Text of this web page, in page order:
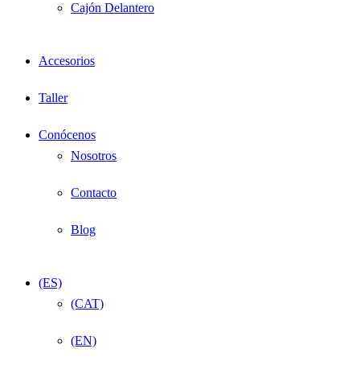
Cajón Delantero
Accesorios
Taller
Conócenos
Nosotros
Contacto
Blog
(ES)
(CAT)
(EN)